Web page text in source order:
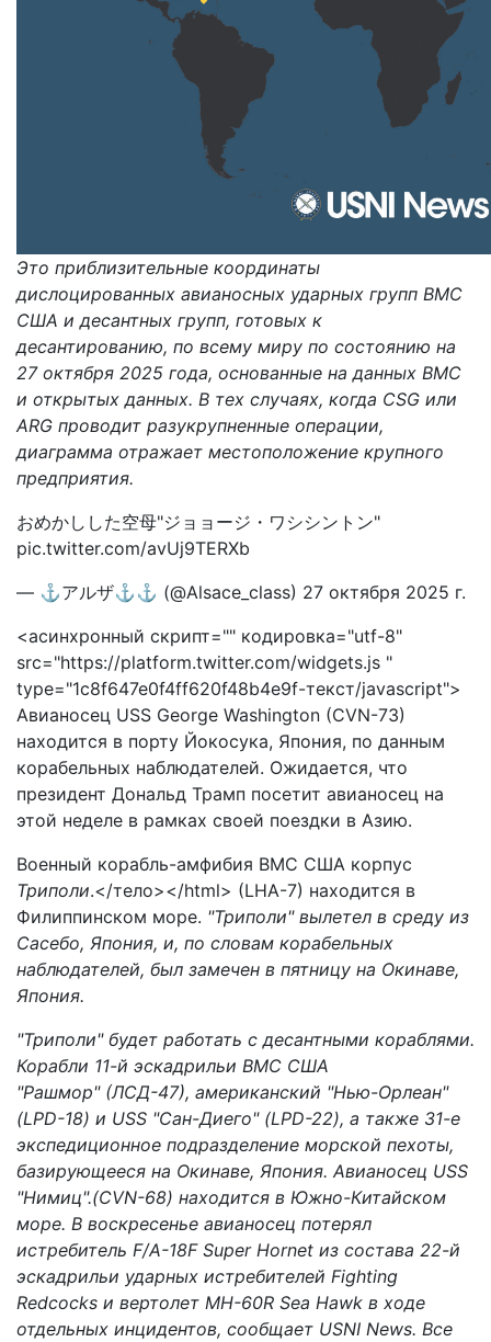
Это приблизительные координаты
дислоцированных авианосных ударных групп ВМС
США и десантных групп, готовых к
десантированию, по всему миру по состоянию на
27 октября 2025 года, основанные на данных ВМС
и открытых данных. В тех случаях, когда CSG или
ARG проводит разукрупненные операции,
диаграмма отражает местоположение крупного
предприятия.
おめかしした空母"ジョョージ・ワシシントン"
pic.twitter.com/avUj9TERXb
— ⚓︎アルザ⚓︎⚓︎ (@Alsace_class) 27 октября 2025 г.
<асинхронный скрипт="" кодировка="utf-8"
src="https://platform.twitter.com/widgets.js "
type="1c8f647e0f4ff620f48b4e9f-текст/javascript">
Авианосец USS George Washington (CVN-73)
находится в порту Йокосука, Япония, по данным
корабельных наблюдателей. Ожидается, что
президент Дональд Трамп посетит авианосец на
этой неделе в рамках своей поездки в Азию.
Военный корабль-амфибия ВМС США корпус
Триполи.</тело></html> (LHA-7) находится в
Филиппинском море. "Триполи" вылетел в среду из
Сасебо, Япония, и, по словам корабельных
наблюдателей, был замечен в пятницу на Окинаве,
Япония.
"Триполи" будет работать с десантными кораблями.
Корабли 11-й эскадрильи ВМС США
"Рашмор" (ЛСД-47), американский "Нью-Орлеан"
(LPD-18) и USS "Сан-Диего" (LPD-22), а также 31-е
экспедиционное подразделение морской пехоты,
базирующееся на Окинаве, Япония. Авианосец USS
"Нимиц".(CVN-68) находится в Южно-Китайском
море. В воскресенье авианосец потерял
истребитель F/A-18F Super Hornet из состава 22-й
эскадрильи ударных истребителей Fighting
Redcocks и вертолет MH-60R Sea Hawk в ходе
отдельных инцидентов, сообщает USNI News. Все